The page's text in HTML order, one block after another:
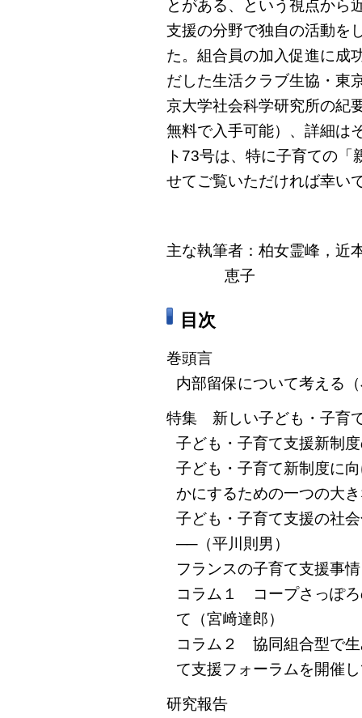
とがある、という視点から
支援の分野で独自の活動を
た。組合員の加入促進に成
だした生活クラブ生協・東
京大学社会科学研究所の紀
無料で入手可能）、詳細は
ト73号は、特に子育ての
せてご覧いただければ幸い
主な執筆者：柏女霊峰，近
恵子
目次
巻頭言
内部留保について考える
特集 新しい子ども・子育
子ども・子育て支援新制
子ども・子育て新制度に
かにするための一つの大
子ども・子育て支援の社
──（平川則男）
フランスの子育て支援事
コラム１ コープさっぽろ
て（宮﨑達郎）
コラム２ 協同組合型で
て支援フォーラムを開催
研究報告